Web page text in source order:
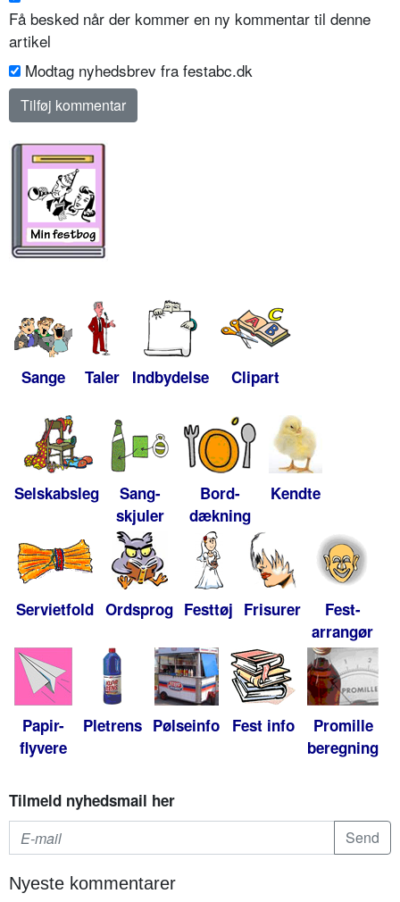
Få besked når der kommer en ny kommentar til denne
artikel
Modtag nyhedsbrev fra festabc.dk
Sange Taler Indbydelse Clipart
Selskabsleg
Sang-
skjuler
Bord-
dækning
Kendte
Servietfold Ordsprog Festtøj Frisurer
Fest-
arrangør
Papir-
flyvere
Pletrens Pølseinfo Fest info
Promille
beregning
Tilmeld nyhedsmail her
Nyeste kommentarer